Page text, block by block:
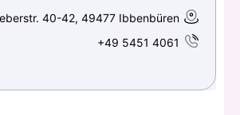
40-42, 49477 Ibbenbüren
+49 5451 4061